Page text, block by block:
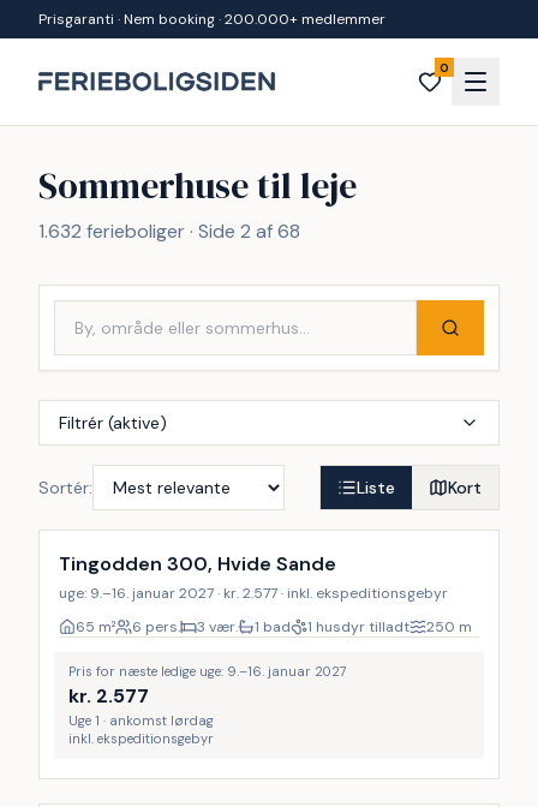
Spring til indhold
Prisgaranti · Nem booking · 200.000+ medlemmer
0
Sommerhuse til leje
1.632 ferieboliger · Side 2 af 68
Filtrér (aktive)
Sortér: Liste Kort
Tingodden 300, Hvide Sande
uge: 9.–16. januar 2027 · kr. 2.577 · inkl. ekspeditionsgebyr
65 m² 6 pers. 3 vær. 1 bad 1 husdyr tilladt 250 m
Pris for næste ledige uge: 9.–16. januar 2027
kr. 2.577
Uge 1 · ankomst lørdag
inkl. ekspeditionsgebyr
Inkl. rengøring